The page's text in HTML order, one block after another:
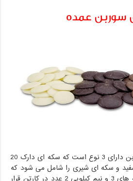
عمده
شکلات های سکه ای سوربن دارای 3 نوع است که سکه ای دارک 20
و سکه ای شیری را شامل می شود که
هر 3 مدل به صورت بسته های 3 و نیم کیلویی 2 عدد در کارتن قرار